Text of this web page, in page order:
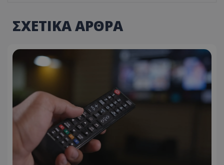
ΣΧΕΤΙΚΑ ΑΡΘΡΑ